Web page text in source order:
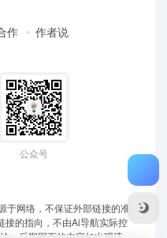
作 作者说
公众号
于网络，不保证外部链接的准
接的指向，不由Ai导航实际控